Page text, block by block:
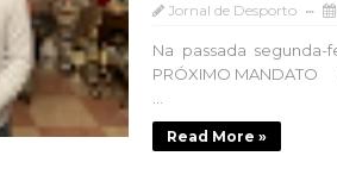
Jornal de Desporto
Na passada segunda-
PRÓXIMO
...
Read More »